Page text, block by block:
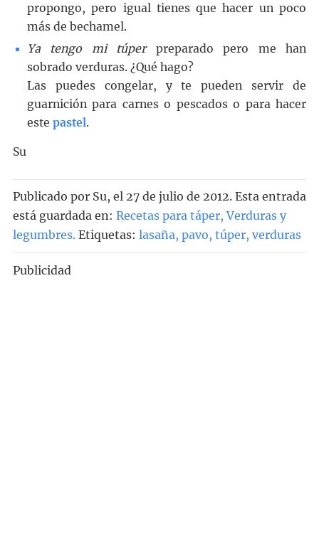
propongo, pero igual tienes que hacer un poco
más de bechamel.
Ya tengo mi túperpreparado pero me han
sobrado verduras. ¿Qué hago?
Las puedes congelar, y te pueden servir de
guarnición para carnes o pescados o para hacer
este pastel.
Su
Publicado por Su, el 27 de julio de 2012. Esta entrada
está guardada en: Recetas para táper,Verduras y
legumbres. Etiquetas: lasaña, pavo, túper, verduras
Publicidad